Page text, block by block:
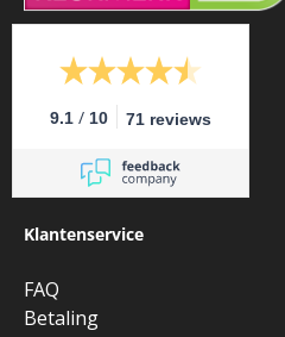
9.1 / 10 71 reviews
Klantenservice
FAQ
Betaling